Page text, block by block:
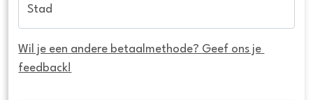
Stad
Wil je een andere betaalmethode? Geef ons je
feedback!